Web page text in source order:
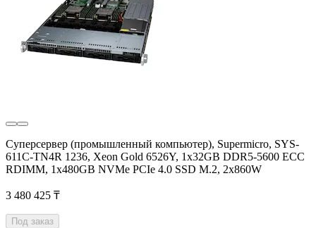
Суперсервер (промышленный компьютер), Supermicro, SYS-
611C-TN4R 1236, Xeon Gold 6526Y, 1x32GB DDR5-5600 ECC
RDIMM, 1x480GB NVMe PCIe 4.0 SSD M.2, 2x860W
3 480 425 ₸
Под заказ